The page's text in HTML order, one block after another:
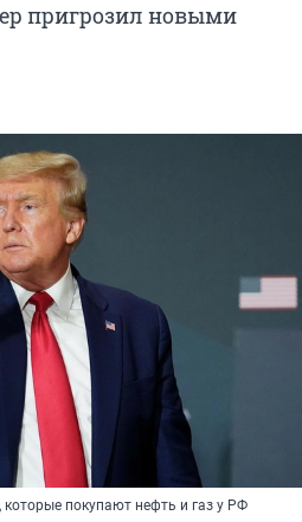
пригрозил новыми
покупают нефть и газ у РФ